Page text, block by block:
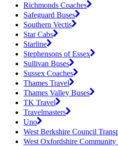
Richmonds Coaches
Safeguard Buses
Southern Vectis
Star Cabs
Starline
Stephensons of Essex
Sullivan Buses
Sussex Coaches
Thames Travel
Thames Valley Buses
TK Travel
Travelmasters
Uno
West Berkshire Council
West Oxfordshire Community